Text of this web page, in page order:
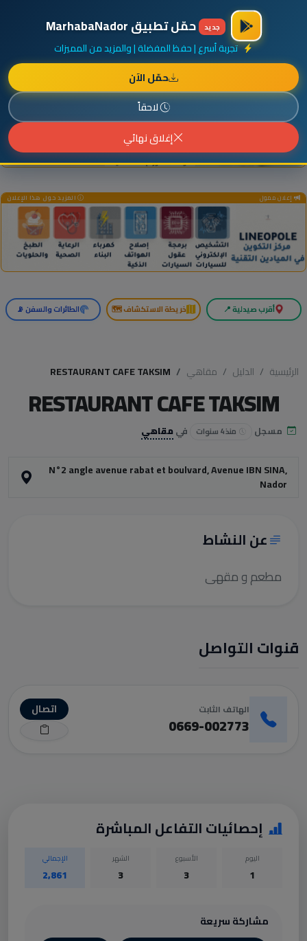
أضف نشاطك مجاناً
جديد حمّل تطبيق MarhabaNador
تجربة أسرع | حفظ المفضلة | والمزيد من المميزات
حمّل الآن
لاحقاً
إغلاق نهائي
إعلان ممول المزيد حول هذا الإعلان
إعلان ممول المزيد حول هذا الإعلان
أقرب صيدلية 📍 خريطة الاستكشاف 🗺️ الطائرات والسفن 📡
الرئيسية الدليل مقاهي RESTAURANT CAFE TAKSIM
RESTAURANT CAFE TAKSIM
مسجل منذ 4 سنوات فيمقاهي
N°2 angle avenue rabat et boulvard, Avenue IBN SINA,
Nador
عن النشاط
مطعم و مقهى
قنوات التواصل
الهاتف الثابت
0669-002773
اتصال
إحصائيات التفاعل المباشرة
اليوم
1
الأسبوع
3
الشهر
3
الإجمالي
2,861
مشاركة سريعة